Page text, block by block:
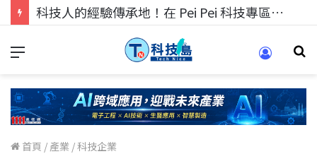
科技人的經驗傳承地！在 Pei Pei 科技專區，與學弟妹交流最硬核的技術
首頁 / 產業 /科技企業